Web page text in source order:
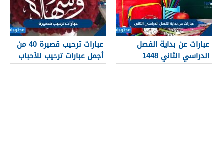
عبارات عن بداية الفصل
الدراسي الثاني 1448
عبارات ترحيب قصيرة 40 من
أجمل عبارات ترحيب للأحباب
والأصدقاء 2026